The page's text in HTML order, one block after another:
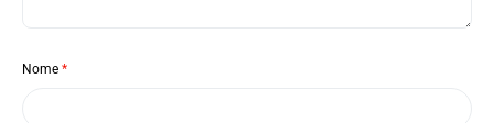
Nome *